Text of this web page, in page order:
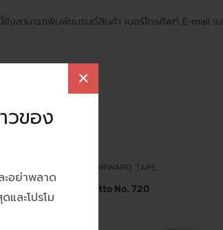
×
วของ
ะอย่าพลาด
และโปรโม
งสามารถพิมพ์แบรนด์สินค้า เบอร์โทรศัพท์ E-mail แ
FORWARD TAPE
Nitto No. 720